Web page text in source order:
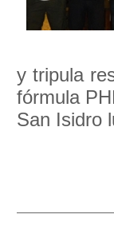
y tripula
fórmula
San Isidro